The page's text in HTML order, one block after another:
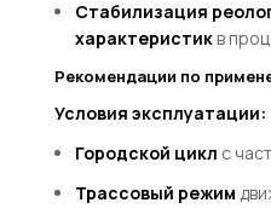
Стабилизация
характеристикв
Рекомендации по
Условия эксплуатации:
Городской цикл с
Трассовый режим